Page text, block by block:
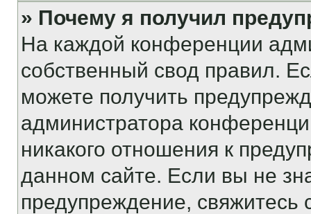
» Почему я получил
На каждой конференции
собственный свод правил.
можете получить
администратора
никакого отношения к
данном сайте. Если вы не
предупреждение,